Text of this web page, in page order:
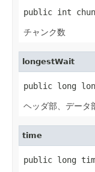
public int
チャンク数
longestWait
public long
ヘッダ部、データ
time
public long